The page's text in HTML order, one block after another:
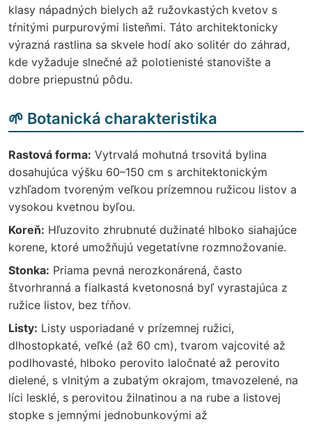
klasy nápadných bielych až ružovkastých kvetov s
tŕnitými purpurovými listeňmi. Táto architektonicky
výrazná rastlina sa skvele hodí ako solitér do záhrad,
kde vyžaduje slnečné až polotienisté stanovište a
dobre priepustnú pôdu.
🌱 Botanická charakteristika
Rastová forma: Vytrvalá mohutná trsovitá bylina
dosahujúca výšku 60–150 cm s architektonickým
vzhľadom tvoreným veľkou prízemnou ružicou listov a
vysokou kvetnou byľou.
Koreň: Hľuzovito zhrubnuté dužinaté hlboko siahajúce
korene, ktoré umožňujú vegetatívne rozmnožovanie.
Stonka: Priama pevná nerozkonárená, často
štvorhranná a fialkastá kvetonosná byľ vyrastajúca z
ružice listov, bez tŕňov.
Listy: Listy usporiadané v prízemnej ružici,
dlhostopkaté, veľké (až 60 cm), tvarom vajcovité až
podlhovasté, hlboko perovito laločnaté až perovito
dielené, s vlnitým a zubatým okrajom, tmavozelené, na
líci lesklé, s perovitou žilnatinou a na rube a listovej
stopke s jemnými jednobunkovými až